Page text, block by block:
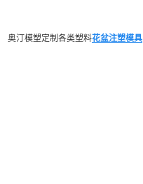
奥汀模塑定制各类塑料花盆注塑模具